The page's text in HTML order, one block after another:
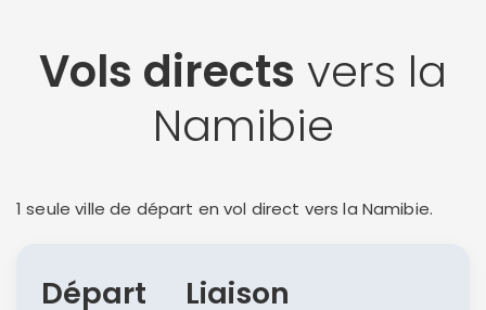
Vols directs vers la
Namibie
1 seule ville de départ en vol direct vers la Namibie.
Départ Liaison